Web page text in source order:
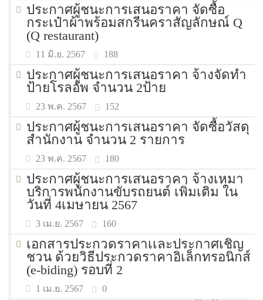
ประกาศผู้ชนะการเสนอราคา จัดซื้อ
กระเป๋าผ้าพร้อมสกรีนคราสัญลักษณ์ Q
(Q restaurant)
11 มิ.ย. 2567 188
ประกาศผู้ชนะการเสนอราคา จ้างจัดทำ
ป้ายโรลอัพ จำนวน 2ป้าย
23 พ.ค. 2567 152
ประกาศผู้ชนะการเสนอราคา จัดซื้อวัสดุ
สำนักงาน จำนวน 2 รายการ
23 พ.ค. 2567 180
ประกาศผู้ชนะการเสนอราคา จ้างเหมา
บริการพนักงานขับรถยนต์ เพิ่มเติม ใน
วันที่ 4เมษายน 2567
3 เม.ย. 2567 160
เอกสารประกวดราคาเเละประกาศเชิญ
ชวน ด้วยวิธีประกวดราคาอิเล็กทรอนิกส์
(e-biding) รอบที่ 2
1 เม.ย. 2567 0